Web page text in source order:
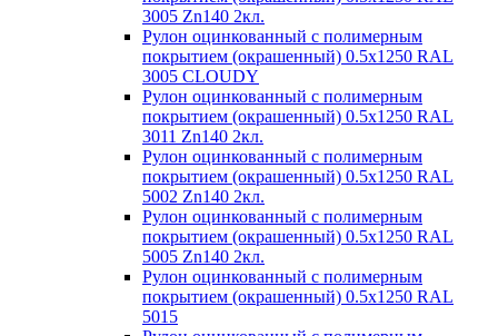
3005 Zn140 2кл.
Рулон оцинкованный с полимерным
покрытием (окрашенный) 0.5x1250 RAL
3005 CLOUDY
Рулон оцинкованный с полимерным
покрытием (окрашенный) 0.5x1250 RAL
3011 Zn140 2кл.
Рулон оцинкованный с полимерным
покрытием (окрашенный) 0.5x1250 RAL
5002 Zn140 2кл.
Рулон оцинкованный с полимерным
покрытием (окрашенный) 0.5x1250 RAL
5005 Zn140 2кл.
Рулон оцинкованный с полимерным
покрытием (окрашенный) 0.5x1250 RAL
5015